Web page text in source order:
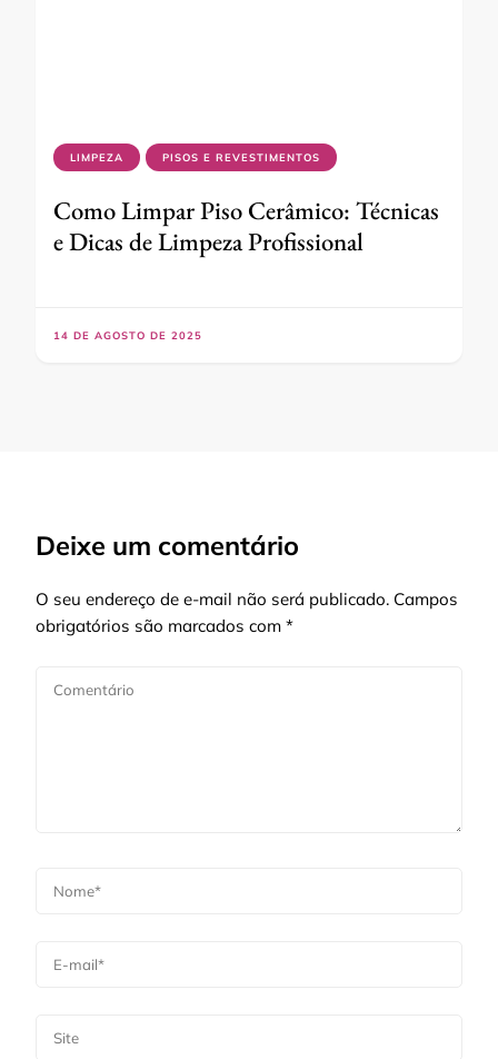
LIMPEZA PISOS E REVESTIMENTOS
Como Limpar Piso Cerâmico: Técnicas
e Dicas de Limpeza Profissional
14 DE AGOSTO DE 2025
Deixe um comentário
O seu endereço de e-mail não será publicado. Campos
obrigatórios são marcados com *